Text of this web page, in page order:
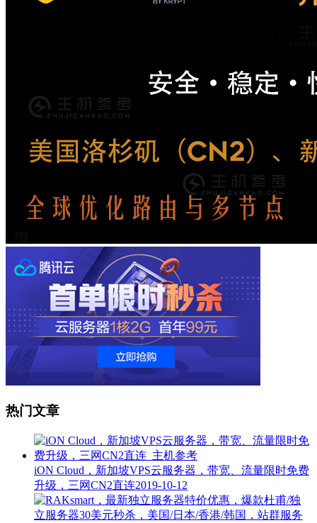
热门文章
iON Cloud，新加坡VPS云服务器，带宽、流量限时免费
升级，三网CN2直连2019-10-12